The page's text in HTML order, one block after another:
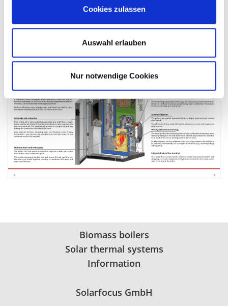
Cookies zulassen
Auswahl erlauben
Nur notwendige Cookies
Biomass boilers
Solar thermal systems
Information
Solarfocus GmbH